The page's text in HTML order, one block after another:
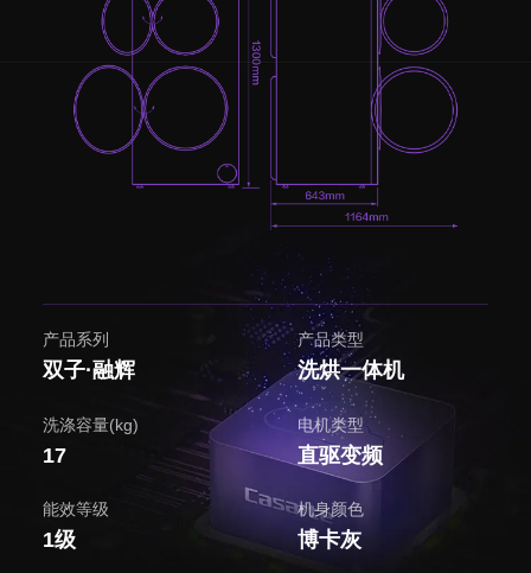
产品系列
双子·融辉
产品类型
洗烘一体机
洗涤容量(kg)
17
电机类型
直驱变频
能效等级
1级
机身颜色
博卡灰